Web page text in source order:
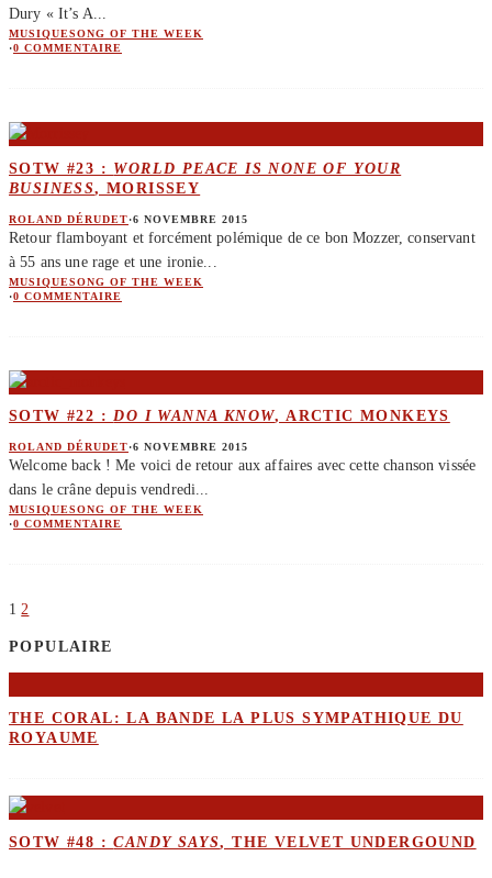
Dury « It’s A...
MUSIQUESONG OF THE WEEK
·0 COMMENTAIRE
SOTW #23 : WORLD PEACE IS NONE OF YOUR
BUSINESS, MORISSEY
ROLAND DÉRUDET·6 NOVEMBRE 2015
Retour flamboyant et forcément polémique de ce bon Mozzer, conservant
à 55 ans une rage et une ironie
MUSIQUESONG OF THE WEEK
·0 COMMENTAIRE
SOTW #22 :DO I WANNA KNOW, ARCTIC MONKEYS
ROLAND DÉRUDET·6 NOVEMBRE 2015
Welcome back ! Me voici de retour aux affaires avec cette chanson vissée
dans le crâne depuis vendredi
MUSIQUESONG OF THE WEEK
·0 COMMENTAIRE
1 2
POPULAIRE
THE CORAL: LA BANDE LA PLUS SYMPATHIQUE DU
ROYAUME
SOTW #48 :CANDY SAYS, THE VELVET UNDERGOUND